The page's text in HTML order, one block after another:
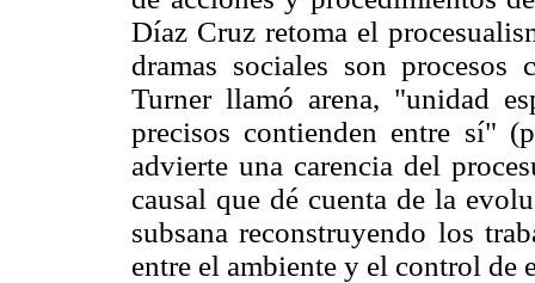
Díaz Cruz retoma el
dramas sociales son
Turner llamó arena, "unidad
precisos contienden entre sí"
advierte una carencia del
causal que dé cuenta de la
subsana reconstruyendo los
entre el ambiente y el control de